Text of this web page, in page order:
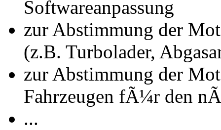
Softwareanpassung
zur Abstimmung der
(z.B. Turbolader,
zur Abstimmung der
Fahrzeugen fÃ¼r den
...